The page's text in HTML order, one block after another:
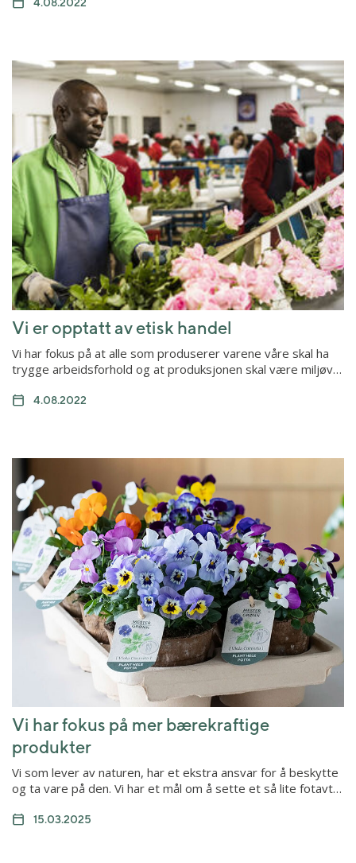
Vi er opptatt av etisk handel
Vi har fokus på at alle som produserer varene våre skal ha
trygge arbeidsforhold og at produksjonen skal være miljøv…
4.08.2022
Vi har fokus på mer bærekraftige
produkter
Vi som lever av naturen, har et ekstra ansvar for å beskytte
og ta vare på den. Vi har et mål om å sette et så lite fotavt…
15.03.2025